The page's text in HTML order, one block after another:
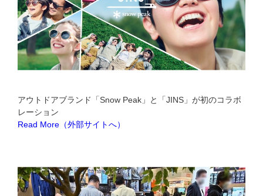
アウトドアブランド「Snow Peak」と「JINS」が初のコラボ
レーション
Read More（外部サイトへ）